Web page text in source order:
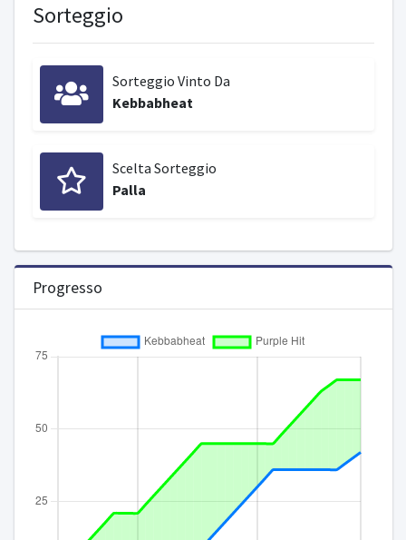
Sorteggio
Sorteggio Vinto Da
Kebbabheat
Scelta Sorteggio
Palla
Progresso